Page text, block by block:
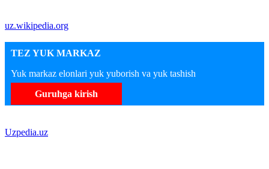
uz.wikipedia.org
TEZ YUK MARKAZ
Yuk markaz elonlari yuk yuborish va yuk tashish
Guruhga kirish
Uzpedia.uz